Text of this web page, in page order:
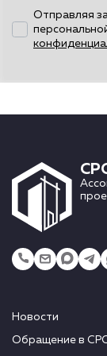
Отправляя
Новости
Обращение в